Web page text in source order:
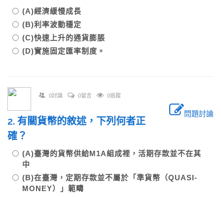
(A)經濟緩慢成長
(B)利率波動穩定
(C)快速上升的通貨膨脹
(D)實施固定匯率制度。
0討論 0留言 0追蹤
問題討論
2. 有關貨幣的敘述，下列何者正
確？
(A)臺灣的貨幣供給M1A組成裡，活期存款並不在其
中
(B)在臺灣，定期存款並不屬於「準貨幣（QUASI-
MONEY）」範疇